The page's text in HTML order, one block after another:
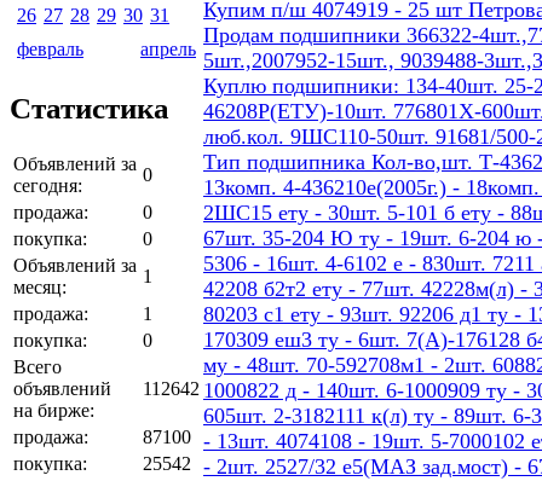
26 27 28 29 30 31
февраль
апрель
Статистика
Объявлений за
сегодня:
0
продажа:
0
покупка:
0
Объявлений за
месяц:
1
продажа:
1
покупка:
0
Всего
объявлений
на бирже:
112642
продажа:
87100
покупка:
25542
Купим п/ш 4074919 - 25 шт
Продам подшипники 366322-
5шт.,2007952-15шт., 9039488-
Куплю подшипники: 134-40шт.
46208Р(ЕТУ)-10шт. 776801Х-
люб.кол. 9ШС110-50шт. 91681/500-
Тип подшипника Кол-во,шт. Т-
13комп. 4-436210е(2005г.) -
2ШС15 ету - 30шт. 5-101 б ету -
67шт. 35-204 Ю ту - 19шт. 6-204 ю
5306 - 16шт. 4-6102 е - 830шт.
42208 б2т2 ету - 77шт. 42228м(л)
80203 с1 ету - 93шт. 92206 д1 ту
170309 еш3 ту - 6шт. 7(А)-176128
му - 48шт. 70-592708м1 - 2шт.
1000822 д - 140шт. 6-1000909 ту -
605шт. 2-3182111 к(л) ту - 89шт.
- 13шт. 4074108 - 19шт. 5-7000102
- 2шт. 2527/32 е5(МАЗ зад.мост) -